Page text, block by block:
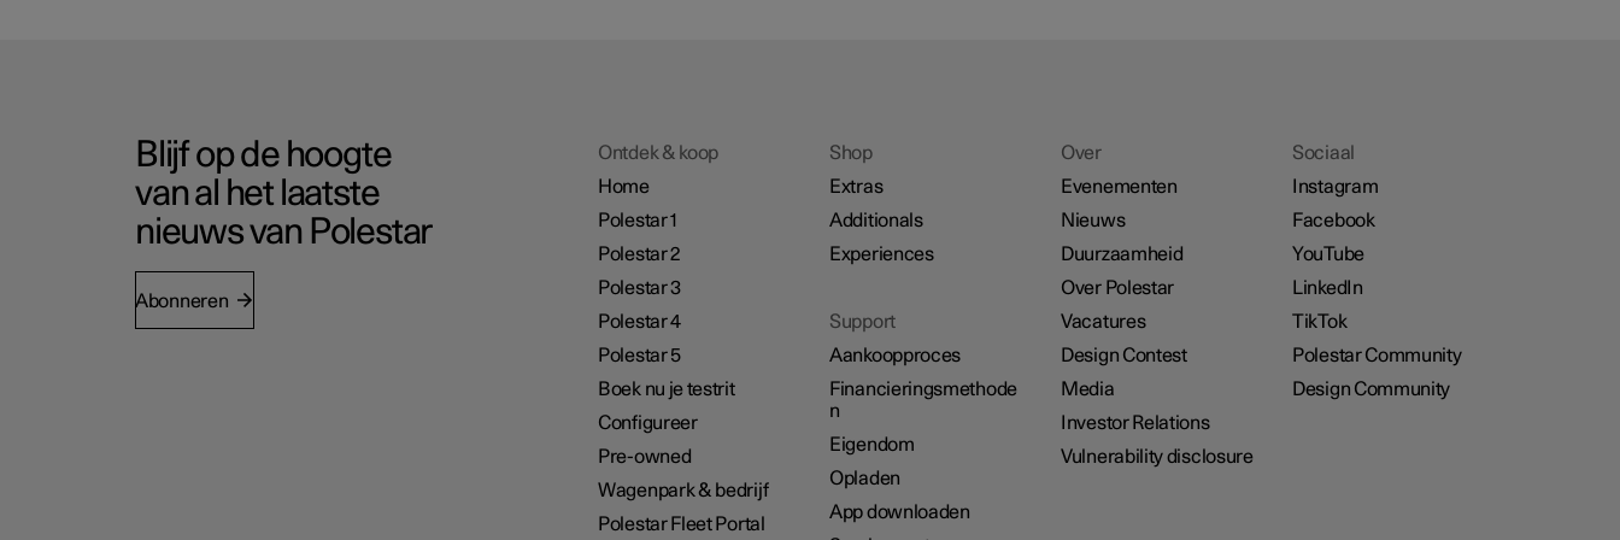
Blijf op de hoogte
van al het laatste
nieuws van Polestar
Abonneren
Ontdek & koop
Home
Polestar 1
Polestar 2
Polestar 3
Polestar 4
Polestar 5
Boek nu je testrit
Configureer
Pre-owned
Wagenpark & bedrijf
Polestar Fleet Portal
Shop
Extras
Additionals
Experiences
Support
Aankoopproces
Financieringsmethode
n
Eigendom
Opladen
App downloaden
Over
Evenementen
Nieuws
Duurzaamheid
Over Polestar
Vacatures
Design Contest
Media
Investor Relations
Vulnerability disclosure
Sociaal
Instagram
Facebook
YouTube
LinkedIn
TikTok
Polestar Community
Design Community